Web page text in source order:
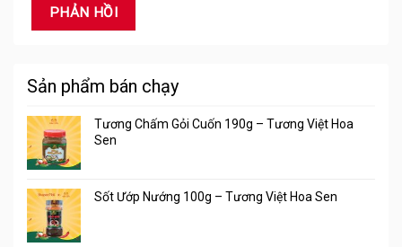
Sản phẩm bán chạy
Tương Chấm Gỏi Cuốn 190g – Tương Việt Hoa
Sen
Sốt Ướp Nướng 100g – Tương Việt Hoa Sen